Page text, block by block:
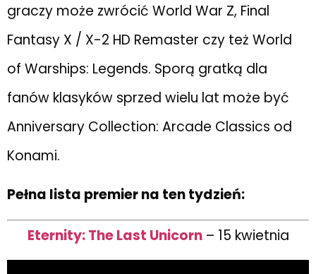
graczy może zwrócić World War Z, Final
Fantasy X / X-2 HD Remaster czy też World
of Warships: Legends. Sporą gratką dla
fanów klasyków sprzed wielu lat może być
Anniversary Collection: Arcade Classics od
Konami.
Pełna lista premier na ten tydzień:
Eternity: The Last Unicorn– 15 kwietnia